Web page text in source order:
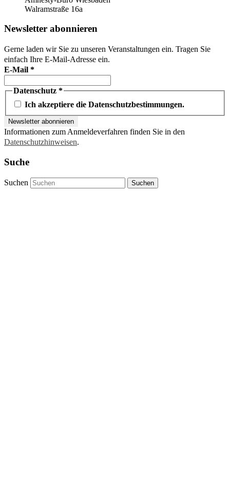
Walramstraße 16a
Newsletter abonnieren
Gerne laden wir Sie zu unseren Veranstaltungen ein. Tragen Sie
einfach Ihre E-Mail-Adresse ein.
E-Mail *
Datenschutz *
Ich akzeptiere die Datenschutzbestimmungen.
Informationen zum Anmeldeverfahren finden Sie in den
Datenschutzhinweisen.
Suche
Suchen